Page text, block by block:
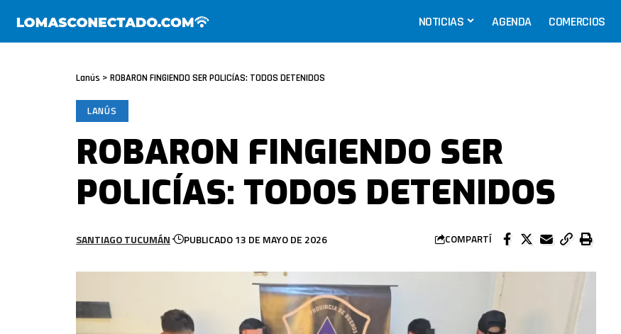
NOTICIAS AGENDA COMERCIOS
Lanús > ROBARON FINGIENDO SER POLICÍAS: TODOS DETENIDOS
LANÚS
ROBARON FINGIENDO SER
POLICÍAS: TODOS DETENIDOS
SANTIAGO TUCUMÁN PUBLICADO 13 DE MAYO DE 2026 COMPARTÍ